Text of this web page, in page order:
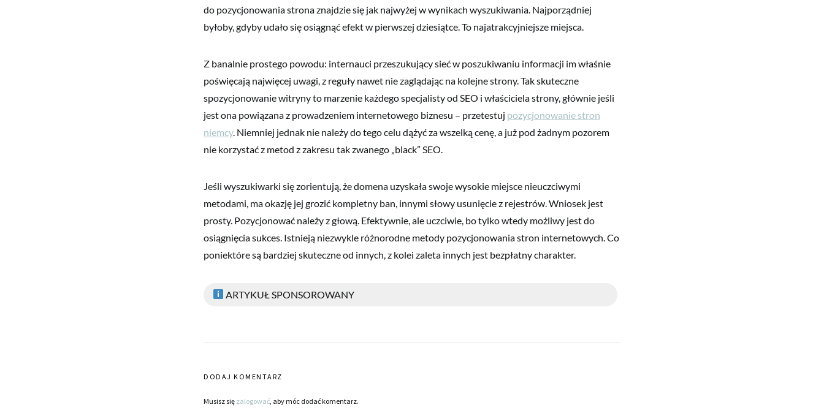
do pozycjonowania strona znajdzie się jak najwyżej w wynikach wyszukiwania. Najporządniej
byłoby, gdyby udało się osiągnąć efekt w pierwszej dziesiątce. To najatrakcyjniejsze miejsca.
Z banalnie prostego powodu: internauci przeszukujący sieć w poszukiwaniu informacji im właśnie
poświęcają najwięcej uwagi, z reguły nawet nie zaglądając na kolejne strony. Tak skuteczne
spozycjonowanie witryny to marzenie każdego specjalisty od SEO i właściciela strony, głównie jeśli
jest ona powiązana z prowadzeniem internetowego biznesu – przetestuj pozycjonowanie stron
niemcy. Niemniej jednak nie należy do tego celu dążyć za wszelką cenę, a już pod żadnym pozorem
nie korzystać z metod z zakresu tak zwanego „black” SEO.
Jeśli wyszukiwarki się zorientują, że domena uzyskała swoje wysokie miejsce nieuczciwymi
metodami, ma okazję jej grozić kompletny ban, innymi słowy usunięcie z rejestrów. Wniosek jest
prosty. Pozycjonować należy z głową. Efektywnie, ale uczciwie, bo tylko wtedy możliwy jest do
osiągnięcia sukces. Istnieją niezwykle różnorodne metody pozycjonowania stron internetowych. Co
poniektóre są bardziej skuteczne od innych, z kolei zaleta innych jest bezpłatny charakter.
ARTYKUŁ SPONSOROWANY
DODAJ KOMENTARZ
Musisz się zalogować , aby móc dodać komentarz.